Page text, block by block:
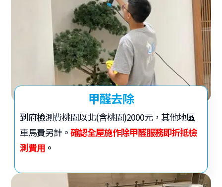
甲醛去除
到府檢測費桃園以北(含桃園)2000元，其他地區
車馬費另計。確認全屋施作除甲醛服務即折抵檢
測費用 。